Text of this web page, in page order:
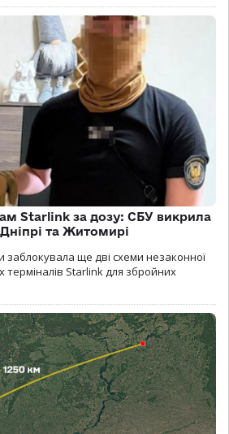
Starlink за дозу: СБУ викрила
та Житомирі
заблокувала ще дві схеми незаконної
терміналів Starlink для збройних